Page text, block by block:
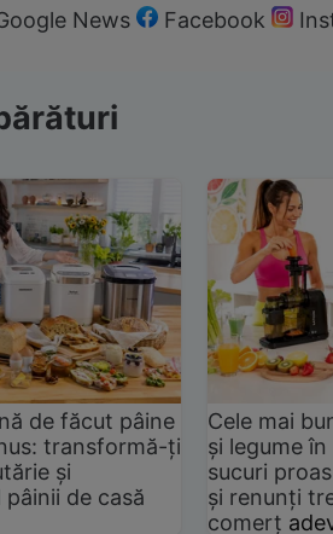
News Facebook
de făcut pâine
transformă-ți
și
de casă
Cele mai
și legume
sucuri
și renunți
comerț